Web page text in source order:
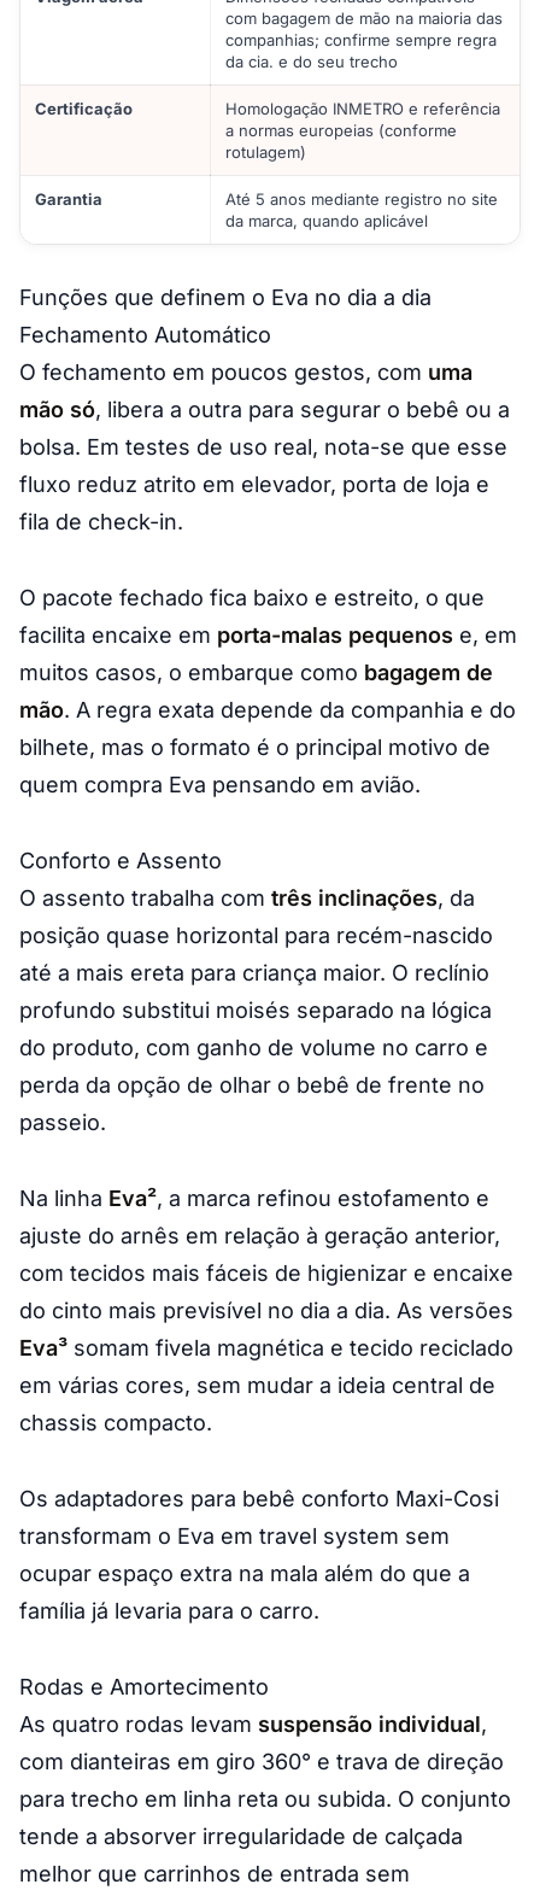
com bagagem de mão na maioria das
companhias; confirme sempre regra
da cia. e do seu trecho
Certificação
Homologação INMETRO e referência
a normas europeias (conforme
rotulagem)
Garantia
Até 5 anos mediante registro no site
da marca, quando aplicável
Funções que definem o Eva no dia a dia
Fechamento Automático
O fechamento em poucos gestos, com uma
mão só, libera a outra para segurar o bebê ou a
bolsa. Em testes de uso real, nota-se que esse
fluxo reduz atrito em elevador, porta de loja e
fila de check-in.
O pacote fechado fica baixo e estreito, o que
facilita encaixe em porta-malas pequenos e, em
muitos casos, o embarque como bagagem de
mão. A regra exata depende da companhia e do
bilhete, mas o formato é o principal motivo de
quem compra Eva pensando em avião.
Conforto e Assento
O assento trabalha com três inclinações, da
posição quase horizontal para recém-nascido
até a mais ereta para criança maior. O reclínio
profundo substitui moisés separado na lógica
do produto, com ganho de volume no carro e
perda da opção de olhar o bebê de frente no
passeio.
Na linha Eva², a marca refinou estofamento e
ajuste do arnês em relação à geração anterior,
com tecidos mais fáceis de higienizar e encaixe
do cinto mais previsível no dia a dia. As versões
Eva³ somam fivela magnética e tecido reciclado
em várias cores, sem mudar a ideia central de
chassis compacto.
Os adaptadores para bebê conforto Maxi-Cosi
transformam o Eva em travel system sem
ocupar espaço extra na mala além do que a
família já levaria para o carro.
Rodas e Amortecimento
As quatro rodas levam suspensão individual,
com dianteiras em giro 360° e trava de direção
para trecho em linha reta ou subida. O conjunto
tende a absorver irregularidade de calçada
melhor que carrinhos de entrada sem